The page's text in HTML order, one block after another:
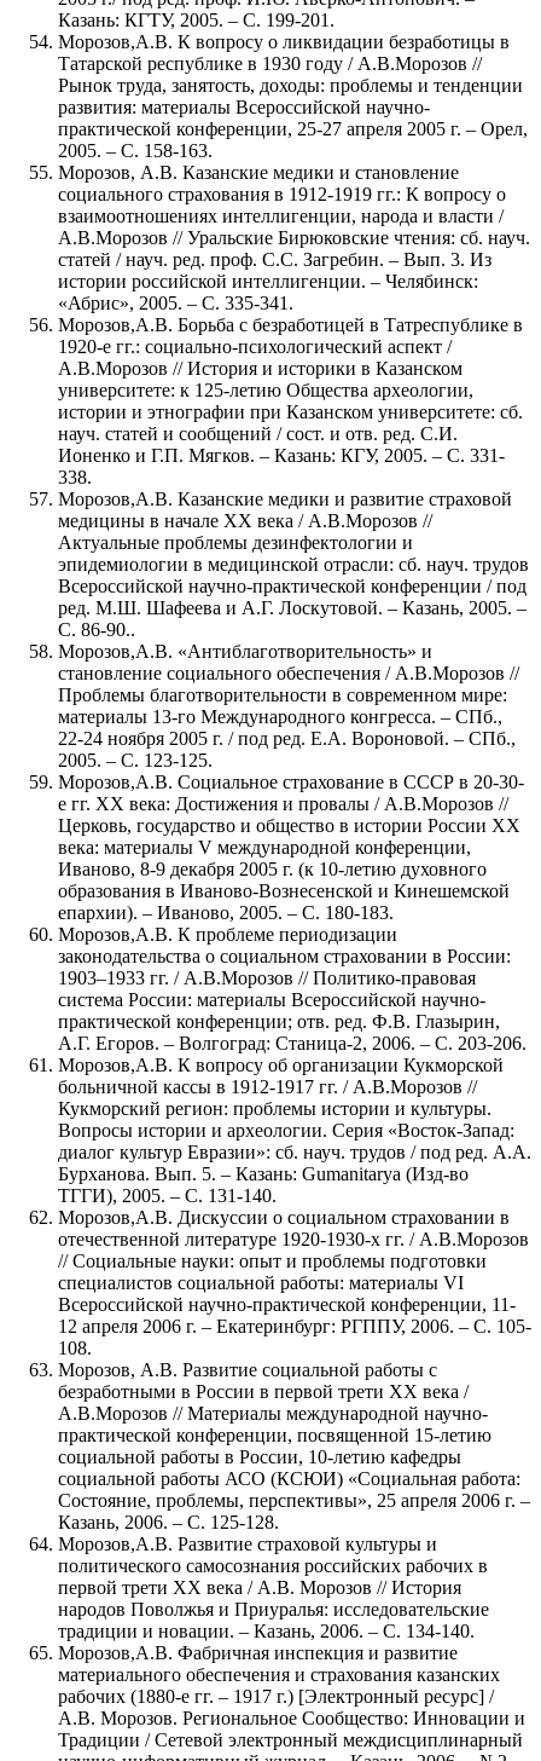
Казань: КГТУ, 2005. – С. 199-201.
Морозов,А.В. К вопросу о ликвидации безработицы в
Татарской республике в 1930 году / А.В.Морозов //
Рынок труда, занятость, доходы: проблемы и тенденции
развития: материалы Всероссийской научно-
практической конференции, 25-27 апреля 2005 г. – Орел,
2005. – С. 158-163.
Морозов, А.В. Казанские медики и становление
социального страхования в 1912-1919 гг.: К вопросу о
взаимоотношениях интеллигенции, народа и власти /
А.В.Морозов // Уральские Бирюковские чтения: сб. науч.
статей / науч. ред. проф. С.С. Загребин. – Вып. 3. Из
истории российской интеллигенции. – Челябинск:
«Абрис», 2005. – С. 335-341.
Морозов,А.В. Борьба с безработицей в Татреспублике в
1920-е гг.: социально-психологический аспект /
А.В.Морозов // История и историки в Казанском
университете: к 125-летию Общества археологии,
истории и этнографии при Казанском университете: сб.
науч. статей и сообщений / сост. и отв. ред. С.И.
Ионенко и Г.П. Мягков. – Казань: КГУ, 2005. – С. 331-
338.
Морозов,А.В. Казанские медики и развитие страховой
медицины в начале ХХ века / А.В.Морозов //
Актуальные проблемы дезинфектологии и
эпидемиологии в медицинской отрасли: сб. науч. трудов
Всероссийской научно-практической конференции / под
ред. М.Ш. Шафеева и А.Г. Лоскутовой. – Казань, 2005. –
С. 86-90..
Морозов,А.В. «Антиблаготворительность» и
становление социального обеспечения / А.В.Морозов //
Проблемы благотворительности в современном мире:
материалы 13-го Международного конгресса. – СПб.,
22-24 ноября 2005 г. / под ред. Е.А. Вороновой. – СПб.,
2005. – С. 123-125.
Морозов,А.В. Социальное страхование в СССР в 20-30-
е гг. ХХ века: Достижения и провалы / А.В.Морозов //
Церковь, государство и общество в истории России ХХ
века: материалы V международной конференции,
Иваново, 8-9 декабря 2005 г. (к 10-летию духовного
образования в Иваново-Вознесенской и Кинешемской
епархии). – Иваново, 2005. – С. 180-183.
Морозов,А.В. К проблеме периодизации
законодательства о социальном страховании в России:
1903–1933 гг. / А.В.Морозов // Политико-правовая
система России: материалы Всероссийской научно-
практической конференции; отв. ред. Ф.В. Глазырин,
А.Г. Егоров. – Волгоград: Станица-2, 2006. – С. 203-206.
Морозов,А.В. К вопросу об организации Кукморской
больничной кассы в 1912-1917 гг. / А.В.Морозов //
Кукморский регион: проблемы истории и культуры.
Вопросы истории и археологии. Серия «Восток-Запад:
диалог культур Евразии»: сб. науч. трудов / под ред. А.А.
Бурханова. Вып. 5. – Казань: Gumanitarya (Изд-во
ТГГИ), 2005. – С. 131-140.
Морозов,А.В. Дискуссии о социальном страховании в
отечественной литературе 1920-1930-х гг. / А.В.Морозов
// Социальные науки: опыт и проблемы подготовки
специалистов социальной работы: материалы VI
Всероссийской научно-практической конференции, 11-
12 апреля 2006 г. – Екатеринбург: РГППУ, 2006. – С. 105-
108.
Морозов, А.В. Развитие социальной работы с
безработными в России в первой трети ХХ века /
А.В.Морозов // Материалы международной научно-
практической конференции, посвященной 15-летию
социальной работы в России, 10-летию кафедры
социальной работы АСО (КСЮИ) «Социальная работа:
Состояние, проблемы, перспективы», 25 апреля 2006 г. –
Казань, 2006. – С. 125-128.
Морозов,А.В. Развитие страховой культуры и
политического самосознания российских рабочих в
первой трети ХХ века / А.В. Морозов // История
народов Поволжья и Приуралья: исследовательские
традиции и новации. – Казань, 2006. – С. 134-140.
Морозов,А.В. Фабричная инспекция и развитие
материального обеспечения и страхования казанских
рабочих (1880-е гг. – 1917 г.) [Электронный ресурс] /
А.В. Морозов. Региональное Сообщество: Инновации и
Традиции / Сетевой электронный междисциплинарный